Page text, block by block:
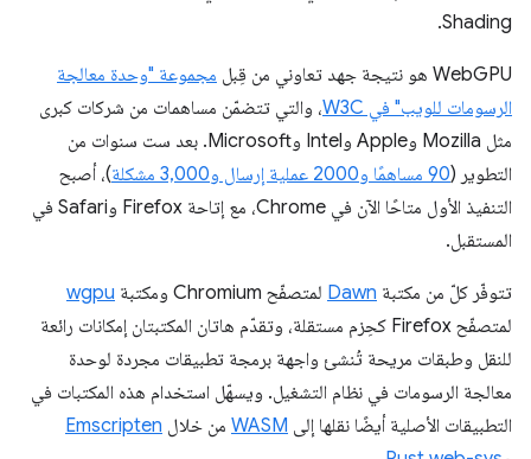
Shading.
WebGPU هو نتيجة جهد تعاوني من قِبل
مجموعة "وحدة معالجة
الرسومات للويب" في W3C
، والتي تتضمّن مساهمات من شركات كبرى
مثل Mozilla وApple وIntel وMicrosoft. بعد ست سنوات من
التطوير (90 مساهمًا و2000 عملية إرسال و3,000 مشكلة
)، أصبح
التنفيذ الأول متاحًا الآن في Chrome، مع إتاحة Firefox وSafari في
المستقبل.
تتوفّر كلّ من مكتبة Dawn لمتصفّح Chromium ومكتبة
wgpu
لمتصفّح Firefox كحِزم مستقلة، وتقدّم هاتان المكتبتان إمكانات رائعة
للنقل وطبقات مريحة تُنشئ واجهة برمجة تطبيقات مجردة لوحدة
معالجة الرسومات في نظام التشغيل. ويسهّل استخدام هذه المكتبات في
التطبيقات الأصلية أيضًا نقلها إلى WASM من خلال Emscripten